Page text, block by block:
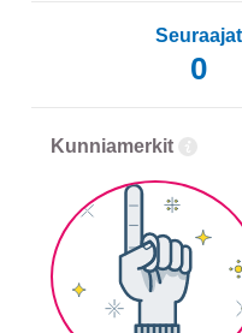
Seuraajat
0
Kunniamerkit